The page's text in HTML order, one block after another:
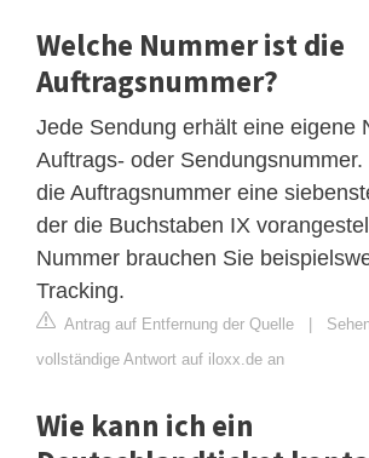
Welche Nummer ist die
Auftragsnummer?
Jede Sendung erhält eine eigene
Auftrags- oder
die Auftragsnummer eine
der die Buchstaben IX
Nummer brauchen Sie
Tracking.
Antrag auf Entfernung der Quelle |
vollständige Antwort auf iloxx.de an
Wie kann ich ein